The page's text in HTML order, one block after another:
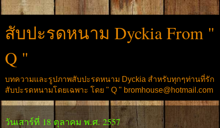
สับปะรดหนาม Dyckia From "
Q "
บทความและรูปภาพสับปะรดหนาม Dyckia สำหรับทุกๆท่านที่รัก
สับปะรดหนามโดยเฉพาะ โดย " Q " bromhouse@hotmail.com
วันเสาร์ที่ 18 ตุลาคม พ.ศ. 2557